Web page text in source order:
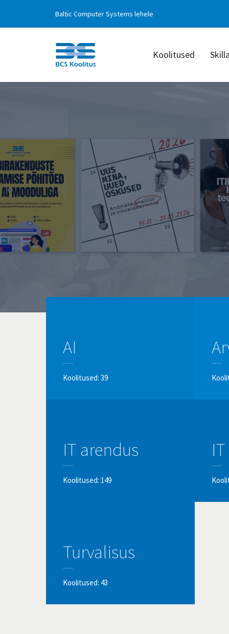
Baltic Computer Systems lehele
BCS
Koolitused
AI
Koolitused: 39
IT arendus
Koolitused: 149
Turvalisus
Koolitused: 43